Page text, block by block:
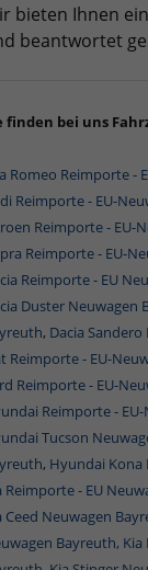
bieten Ihnen
beantwortet
finden bei uns
Romeo Reimporte -
Reimporte - EU-
Reimporte - EU-
Reimporte - EU-
Reimporte - EU
Duster Neuwagen
, Dacia
Reimporte - EU-
Reimporte - EU-
Reimporte -
Tucson
, Hyundai Kona
Reimporte - EU
Ceed Neuwagen
Bayreuth,